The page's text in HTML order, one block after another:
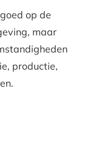
op de
maar
productie,